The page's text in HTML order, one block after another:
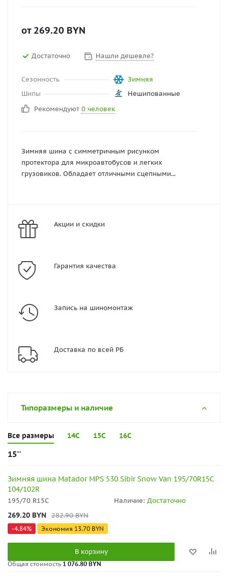
от 269.20 BYN
Достаточно Нашли дешевле?
Сезонность
Зимняя
Шипы
Нешипованные
Рекомендуют 0 человек
Зимняя шина с симметричным рисунком
протектора для микроавтобусов и легких
грузовиков. Обладает отличными сцепными...
Акции и скидки
Гарантия качества
Запись на шиномонтаж
Доставка по всей РБ
Типоразмеры и наличие
Все размеры 14C 15C 16C
15''
Зимняя шина Matador MPS 530 Sibir Snow Van 195/70R15C
104/102R
195/70 R15C Наличие: Достаточно
269.20 BYN 282.90BYN
-4.84% Экономия 13.70 BYN
В корзину
Общая стоимость 1 076.80 BYN